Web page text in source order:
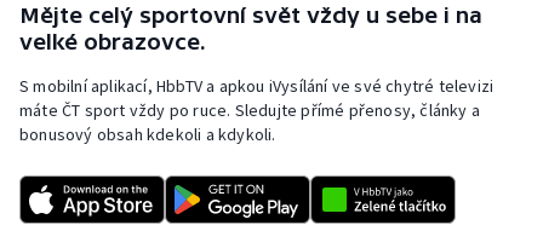
Mějte celý sportovní svět vždy u sebe i na
velké obrazovce.
S mobilní aplikací, HbbTV a apkou iVysílání ve své chytré televizi
máte ČT sport vždy po ruce. Sledujte přímé přenosy, články a
bonusový obsah kdekoli a kdykoli.